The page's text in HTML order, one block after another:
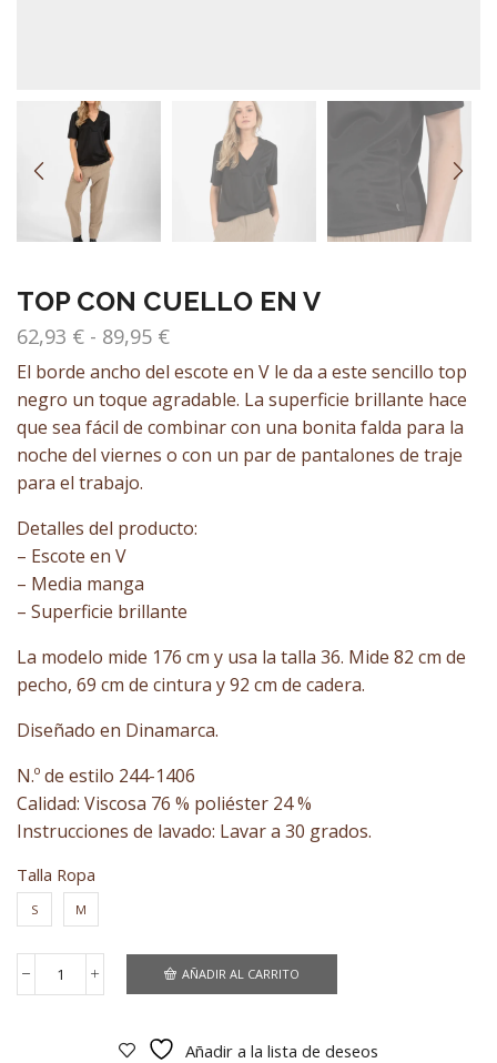
TOP CON CUELLO EN V
62,93 € - 89,95 €Rango
precios:
desde
62,93 €
hasta
El borde ancho del escote en V le da a este sencillo top
negro un toque agradable. La superficie brillante hace
que sea fácil de combinar con una bonita falda para la
noche del viernes o con un par de pantalones de traje
para el trabajo.
Detalles del producto:
– Escote en V
– Media manga
– Superficie brillante
La modelo mide 176 cm y usa la talla 36. Mide 82 cm de
pecho, 69 cm de cintura y 92 cm de cadera.
Diseñado en Dinamarca.
N.º de estilo 244-1406
Calidad: Viscosa 76 % poliéster 24 %
Instrucciones de lavado: Lavar a 30 grados.
Talla Ropa
S M
TOP
AÑADIR AL CARRITO
Añadir a la lista de deseos